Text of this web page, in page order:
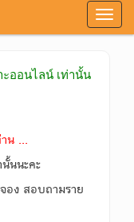
ออนไลน์ เท่านั้น
น ...
นนะคะ
อง สอบถามราย